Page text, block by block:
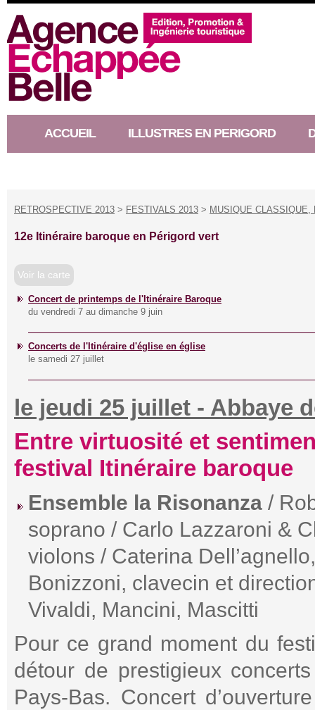
ACCUEIL ILLUSTRES EN PERIGORD
RETROSPECTIVE 2013 > FESTIVALS 2013 > MUSIQUE CLASSIQUE,
12e Itinéraire baroque en Périgord vert
Voir la carte
Concert de printemps de l'Itinéraire Baroque
du vendredi 7 au dimanche 9 juin
Concerts de l'Itinéraire d'église en église
le samedi 27 juillet
le jeudi 25 juillet - Abbaye
Entre virtuosité et
festival Itinéraire baroque
Ensemble la Risonanza /
soprano / Carlo Lazzaroni &
violons / Caterina
Bonizzoni, clavecin et
Vivaldi, Mancini, Mascitti
Pour ce grand moment du
détour de prestigieux
Pays-Bas. Concert